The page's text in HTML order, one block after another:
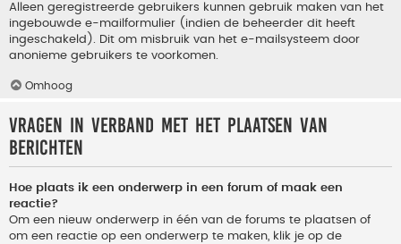
Alleen geregistreerde gebruikers kunnen gebruik maken van het
ingebouwde e-mailformulier (indien de beheerder dit heeft
ingeschakeld). Dit om misbruik van het e-mailsysteem door
anonieme gebruikers te voorkomen.
Omhoog
Vragen in verband met het plaatsen van
berichten
Hoe plaats ik een onderwerp in een forum of maak een
reactie?
Om een nieuw onderwerp in één van de forums te plaatsen of
om een reactie op een onderwerp te maken, klik je op de